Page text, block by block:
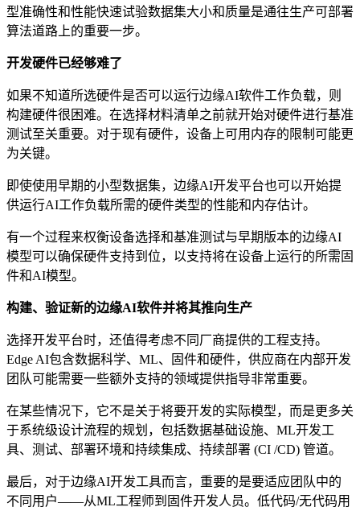
型准确性和性能快速试验数据集大小和质量是通往生产可部署
算法道路上的重要一步。
开发硬件已经够难了
如果不知道所选硬件是否可以运行边缘AI软件工作负载，则
构建硬件很困难。在选择材料清单之前就开始对硬件进行基准
测试至关重要。对于现有硬件，设备上可用内存的限制可能更
为关键。
即使使用早期的小型数据集，边缘AI开发平台也可以开始提
供运行AI工作负载所需的硬件类型的性能和内存估计。
有一个过程来权衡设备选择和基准测试与早期版本的边缘AI
模型可以确保硬件支持到位，以支持将在设备上运行的所需固
件和AI模型。
构建、验证新的边缘AI软件并将其推向生产
选择开发平台时，还值得考虑不同厂商提供的工程支持。
Edge AI包含数据科学、ML、固件和硬件，供应商在内部开发
团队可能需要一些额外支持的领域提供指导非常重要。
在某些情况下，它不是关于将要开发的实际模型，而是更多关
于系统级设计流程的规划，包括数据基础设施、ML开发工
具、测试、部署环境和持续集成、持续部署 (CI /CD) 管道。
最后，对于边缘AI开发工具而言，重要的是要适应团队中的
不同用户——从ML工程师到固件开发人员。低代码/无代码用